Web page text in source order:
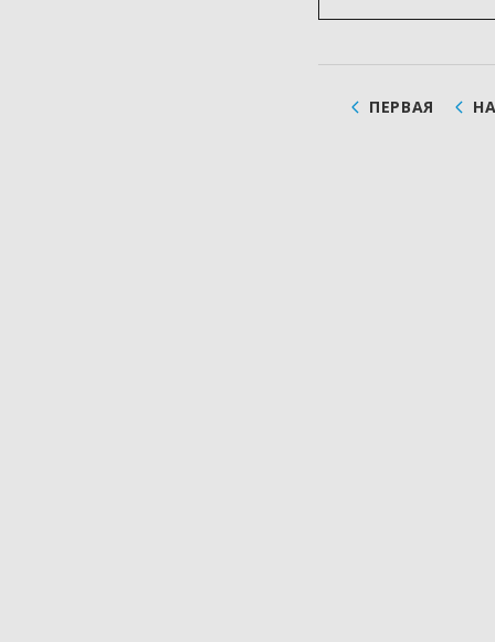
ПЕРВАЯ